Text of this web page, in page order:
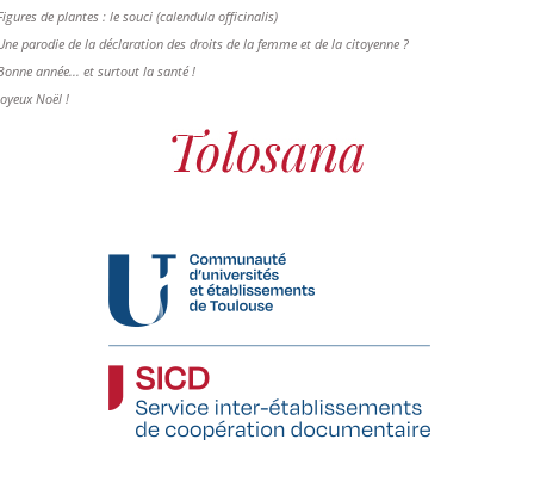
de plantes : le souci (calendula officinalis)
parodie de la déclaration des droits de la femme et de la citoyenne ?
année... et surtout la santé !
Noël !